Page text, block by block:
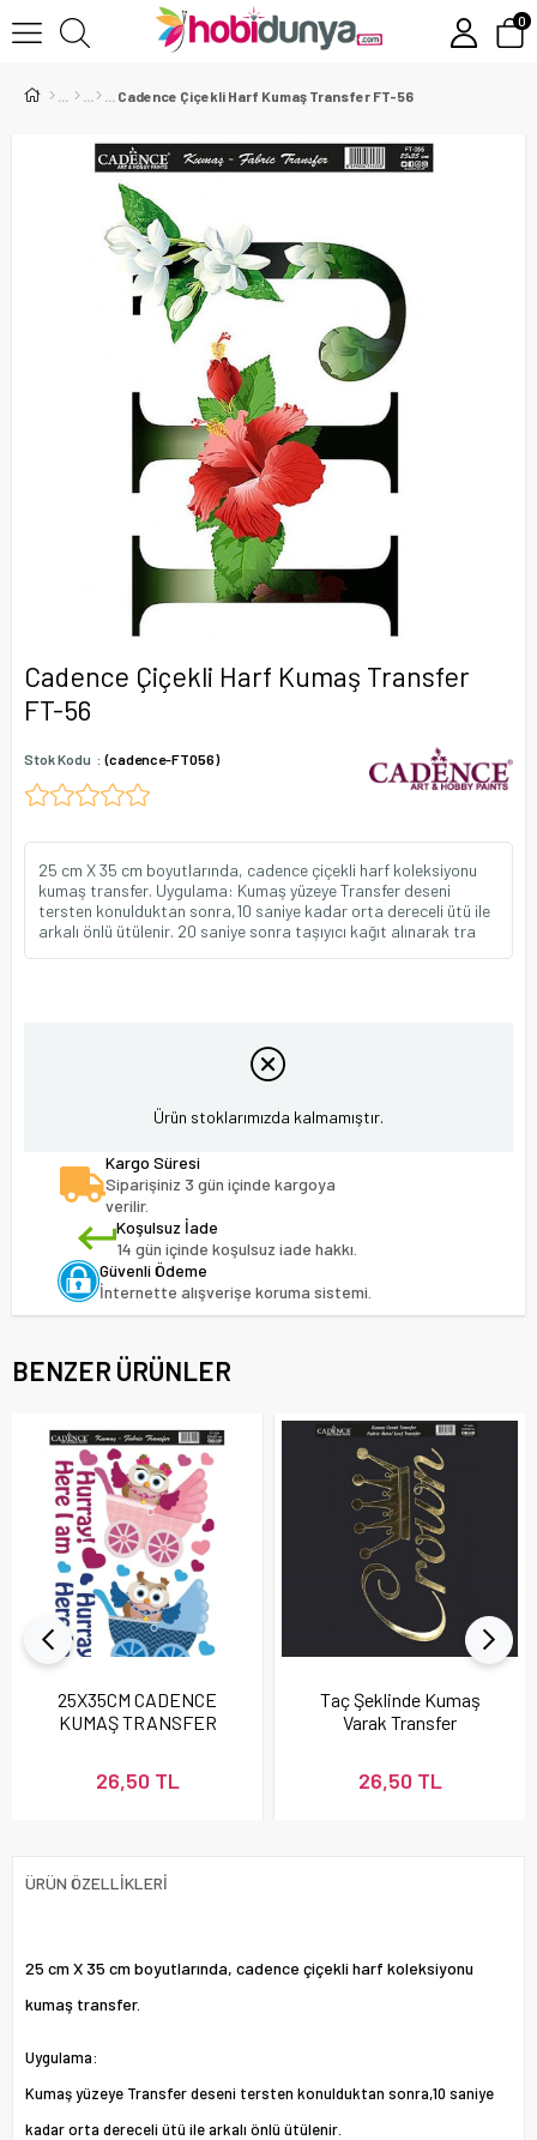
0
Cadence Çiçekli Harf Kumaş Transfer FT-56
Cadence Çiçekli Harf Kumaş Transfer
FT-56
Stok Kodu (cadence-FT056)
25 cm X 35 cm boyutlarında, cadence çiçekli harf koleksiyonu
kumaş transfer. Uygulama: Kumaş yüzeye Transfer deseni
tersten konulduktan sonra,10 saniye kadar orta dereceli ütü ile
arkalı önlü ütülenir. 20 saniye sonra taşıyıcı kağıt alınarak tra
Ürün stoklarımızda kalmamıştır.
Kargo Süresi
Siparişiniz 3 gün içinde kargoya
verilir.
Koşulsuz İade
14 gün içinde koşulsuz iade hakkı.
Güvenli Ödeme
İnternette alışverişe koruma sistemi.
BENZER ÜRÜNLER
25X35CM CADENCE
KUMAŞ TRANSFER
26,50 TL
Taç Şeklinde Kumaş
Varak Transfer
26,50 TL
ÜRÜN ÖZELLIKLERI
25 cm X 35 cm boyutlarında, cadence çiçekli harf koleksiyonu
kumaş transfer.
Uygulama:
Kumaş yüzeye Transfer deseni tersten konulduktan sonra,10 saniye
kadar orta dereceli ütü ile arkalı önlü ütülenir.